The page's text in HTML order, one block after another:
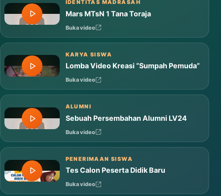
Pemutar tidak berjalan? Buka di YouTube
Mars MTsN 1 Tana Toraja
Lomba Video Kreasi “Sumpah Pemuda”
Sebuah Persembahan Alumni LV24